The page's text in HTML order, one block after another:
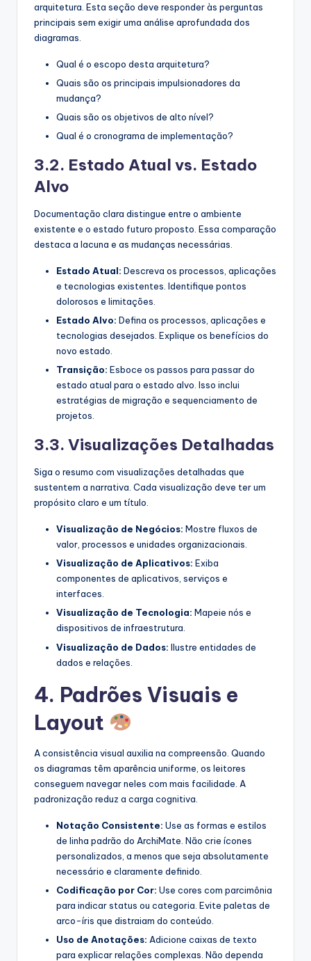
arquitetura. Esta seção deve responder às perguntas
principais sem exigir uma análise aprofundada dos
diagramas.
Qual é o escopo desta arquitetura?
Quais são os principais impulsionadores da
mudança?
Quais são os objetivos de alto nível?
Qual é o cronograma de implementação?
3.2. Estado Atual vs. Estado
Alvo
Documentação clara distingue entre o ambiente
existente e o estado futuro proposto. Essa comparação
destaca a lacuna e as mudanças necessárias.
Estado Atual: Descreva os processos, aplicações
e tecnologias existentes. Identifique pontos
dolorosos e limitações.
Estado Alvo: Defina os processos, aplicações e
tecnologias desejados. Explique os benefícios do
novo estado.
Transição: Esboce os passos para passar do
estado atual para o estado alvo. Isso inclui
estratégias de migração e sequenciamento de
projetos.
3.3. Visualizações Detalhadas
Siga o resumo com visualizações detalhadas que
sustentem a narrativa. Cada visualização deve ter um
propósito claro e um título.
Visualização de Negócios: Mostre fluxos de
valor, processos e unidades organizacionais.
Visualização de Aplicativos: Exiba
componentes de aplicativos, serviços e
interfaces.
Visualização de Tecnologia: Mapeie nós e
dispositivos de infraestrutura.
Visualização de Dados: Ilustre entidades de
dados e relações.
4. Padrões Visuais e
Layout
A consistência visual auxilia na compreensão. Quando
os diagramas têm aparência uniforme, os leitores
conseguem navegar neles com mais facilidade. A
padronização reduz a carga cognitiva.
Notação Consistente: Use as formas e estilos
de linha padrão do ArchiMate. Não crie ícones
personalizados, a menos que seja absolutamente
necessário e claramente definido.
Codificação por Cor: Use cores com parcimônia
para indicar status ou categoria. Evite paletas de
arco-íris que distraiam do conteúdo.
Uso de Anotações: Adicione caixas de texto
para explicar relações complexas. Não dependa